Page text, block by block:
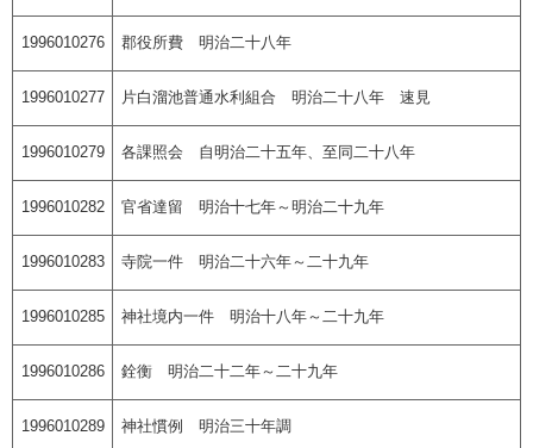
1996010276 郡役所費 明治二十八年
1996010277 片白溜池普通水利組合 明治二十八年 速見
1996010279 各課照会 自明治二十五年、至同二十八年
1996010282 官省達留 明治十七年～明治二十九年
1996010283 寺院一件 明治二十六年～二十九年
1996010285 神社境内一件 明治十八年～二十九年
1996010286 銓衡 明治二十二年～二十九年
1996010289 神社慣例 明治三十年調